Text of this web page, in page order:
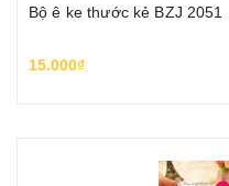
Bộ ê ke thước kẻ BZJ 2051
15.000₫